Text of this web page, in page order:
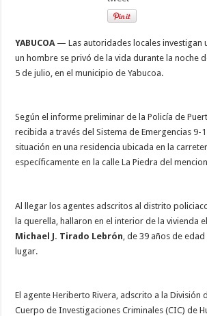
YABUCOA — Las autoridades locales investigan
un hombre se privó de la vida durante la noche
5 de julio, en el municipio de Yabucoa.
Según el informe preliminar de la Policía de
recibida a través del Sistema de Emergencias 9-
situación en una residencia ubicada en la
específicamente en la calle La Piedra del
Al llegar los agentes adscritos al distrito
la querella, hallaron en el interior de la vivienda
Michael J. Tirado Lebrón , de 39 años de
lugar.
El agente Heriberto Rivera, adscrito a la División
Cuerpo de Investigaciones Criminales (CIC) de